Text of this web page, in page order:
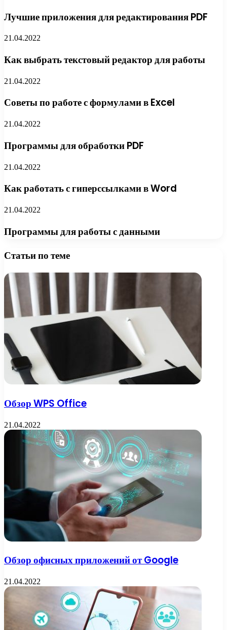
Лучшие приложения для редактирования PDF
21.04.2022
Как выбрать текстовый редактор для работы
21.04.2022
Советы по работе с формулами в Excel
21.04.2022
Программы для обработки PDF
21.04.2022
Как работать с гиперссылками в Word
21.04.2022
Программы для работы с данными
Статьи по теме
Обзор WPS Office
21.04.2022
Обзор офисных приложений от Google
21.04.2022